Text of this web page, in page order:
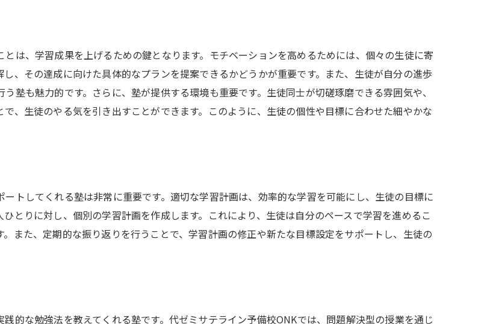
は、学習成果を上げるための鍵となります。モチベーションを高めるためには、個々の生徒に寄
、その達成に向けた具体的なプランを提案できるかどうかが重要です。また、生徒が自分の進歩
塾も魅力的です。さらに、塾が提供する環境も重要です。生徒同士が切磋琢磨できる雰囲気や、
、生徒のやる気を引き出すことができます。このように、生徒の個性や目標に合わせた細やかな
トしてくれる塾は非常に重要です。適切な学習計画は、効率的な学習を可能にし、生徒の目標に
とりに対し、個別の学習計画を作成します。これにより、生徒は自分のペースで学習を進めるこ
また、定期的な振り返りを行うことで、学習計画の修正や新たな目標設定をサポートし、生徒の
的な勉強法を教えてくれる塾です。代ゼミサテライン予備校ONKでは、問題解決型の授業を通じ